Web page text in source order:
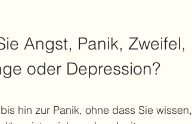
Angst, Panik, Zweifel,
oder Depression?
hin zur Panik, ohne dass Sie wissen,